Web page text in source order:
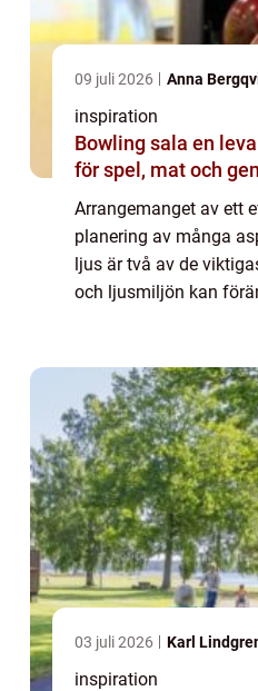
09 juli 2026 Anna
inspiration
Bowling sala en levande mötesplats
för spel, mat och
Arrangemanget av ett
planering av många
ljus är två av de
och ljusmiljön kan
03 juli 2026 Karl
inspiration